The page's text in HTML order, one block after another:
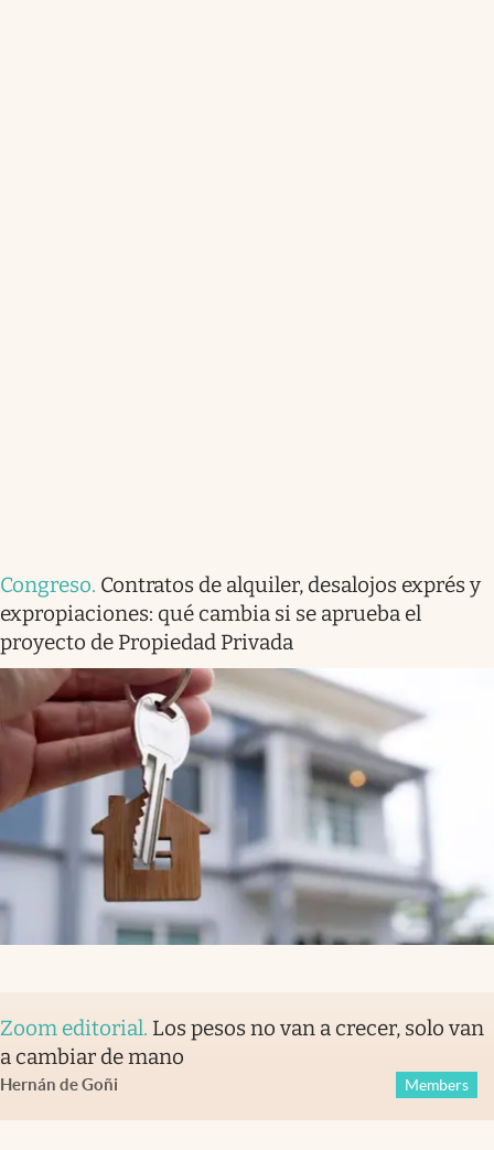
Congreso. Contratos de alquiler, desalojos exprés y
expropiaciones: qué cambia si se aprueba el
proyecto de Propiedad Privada
Zoom editorial. Los pesos no van a crecer, solo van
a cambiar de mano
Hernán de Goñi Members